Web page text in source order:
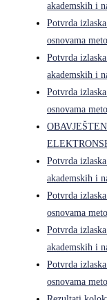
akademskih i
Potvrda
osnovama
Potvrda
akademskih i
Potvrda
osnovama
Potvrda
akademskih i
Potvrda
osnovama
Potvrda
akademskih i
Potvrda
osnovama